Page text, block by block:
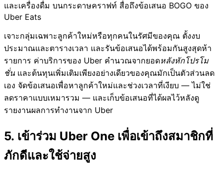
และเครื่องดื่ม บนกระดาษคราฟท์ สื่อถึงข้อเสนอ BOGO ของ
Uber Eats
เจาะกลุ่มเฉพาะลูกค้าใหม่หรือทุกคนในรัศมีของคุณ ตั้งงบ
ประมาณและตารางเวลา และรันข้อเสนอได้พร้อมกันสูงสุดห้า
รายการ ค่าบริการของ Uber คำนวณจากยอดหลังหักโปรโม
ชั่น และต้นทุนเพิ่มเติมเพียงอย่างเดียวของคุณมักเป็นตัวส่วนลด
เอง จัดข้อเสนอเพื่อหาลูกค้าใหม่และช่วงเวลาที่เงียบ — ไม่ใช่
ลดราคาแบบเหมารวม — และเก็บข้อเสนอที่ได้ผลไว้หลังดู
รายงานผลการทำงานจาก Uber
5. เข้าร่วม Uber One เพื่อเข้าถึงสมาชิกที่
ภักดีและใช้จ่ายสูง